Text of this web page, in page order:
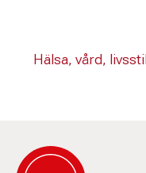
Hälsa, vård, livsstil